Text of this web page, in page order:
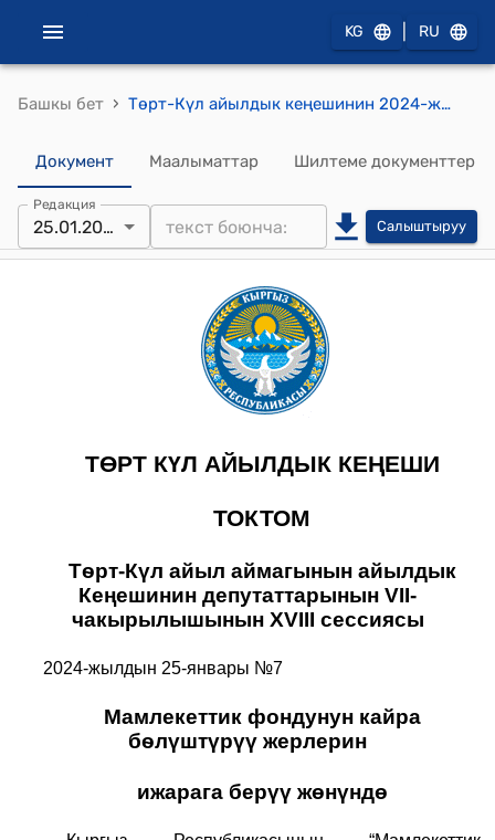
KG RU
Башкы бет › Төрт-Күл айылдык кеңешинин 2024-жылдын 25-январындагы №7 "Мамлекеттик фондунун кайра бѳлүштүрүү жерлерин ижарага берүү жөнүндө" токтому
Документ Маалыматтар Шилтеме документтер
Редакция
25.01.2024 Салыштыруу